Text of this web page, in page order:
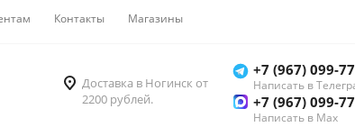
Контакты Магазины
Доставка в Ногинск от
2200 рублей.
+7 (967) 099-
Написать в
+7 (967) 099-
Написать в Мах